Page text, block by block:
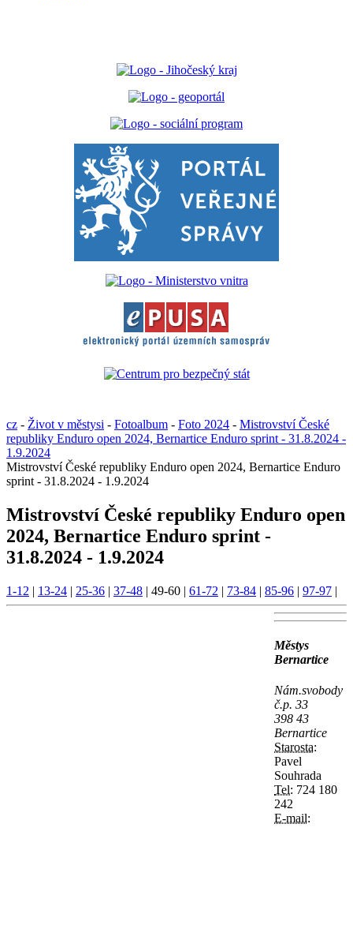
cz - Život v městysi - Fotoalbum - Foto 2024 - Mistrovství České
republiky Enduro open 2024, Bernartice Enduro sprint - 31.8.2024 -
1.9.2024
Mistrovství České republiky Enduro open 2024, Bernartice Enduro
sprint - 31.8.2024 - 1.9.2024
Mistrovství České republiky Enduro open
2024, Bernartice Enduro sprint -
31.8.2024 - 1.9.2024
1-12 | 13-24 | 25-36 | 37-48 | 49-60 | 61-72 | 73-84 | 85-96 | 97-97 |
Městys
Bernartice
Nám.svobody
č.p. 33
398 43
Bernartice
Starosta:
Pavel
Souhrada
Tel: 724 180
242
E-mail: